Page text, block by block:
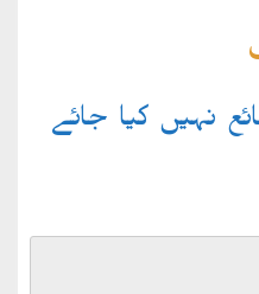
نہیں کیا جائے